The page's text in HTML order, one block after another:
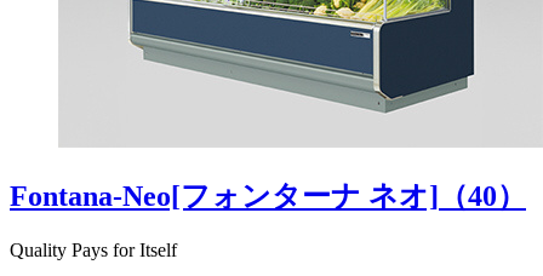
Fontana-Neo[フォンターナ ネオ] （40）
Quality Pays for Itself